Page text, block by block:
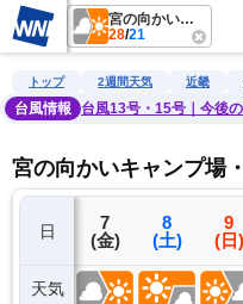
宮の向かいキャンプ場・北今西キャンプ場
28/21
雨雲レーダー 台風情報
トップ 2週間天気 近畿
台風情報
台風13号・15号｜今後
宮の向かいキャンプ場
日
天気
6
(木)
7
(金)
8
(土)
9
(日)